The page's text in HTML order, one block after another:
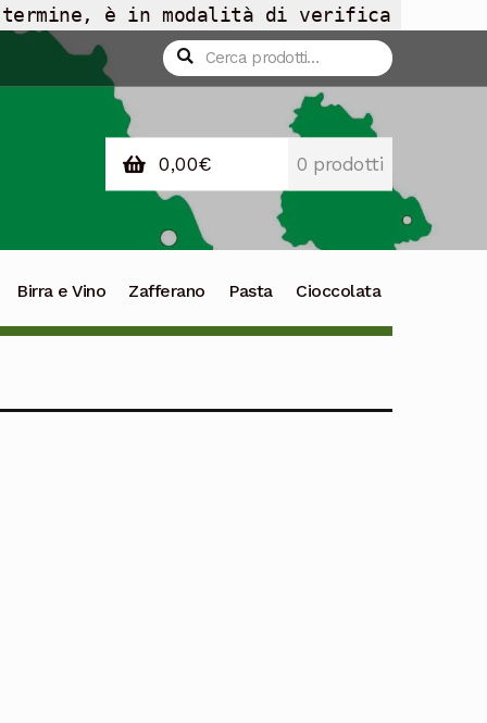
termine, è in modalità di verifica
Cerca:
Cerca
0,00€ 0 prodotti
Birra e Vino Zafferano Pasta Cioccolata